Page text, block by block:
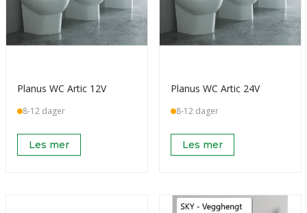
Planus WC Artic 12V
8-12 dager
Les mer
Planus WC Artic 24V
8-12 dager
Les mer